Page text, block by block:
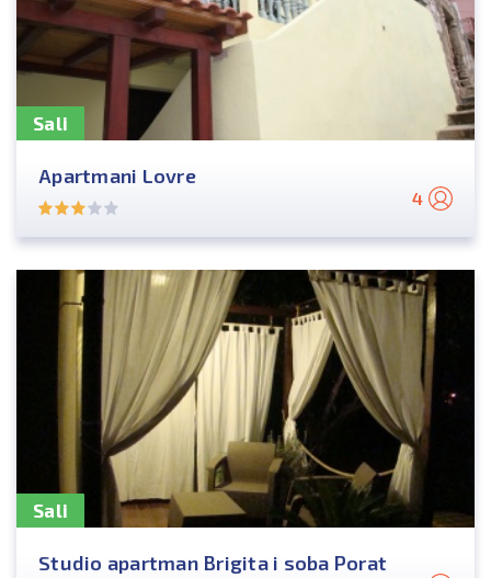
Sali
Apartmani Lovre
4
Sali
Studio apartman Brigita i soba Porat